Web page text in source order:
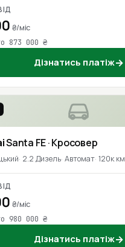
₴/міс
873 000 ₴
Дізнатись платіж→
Santa FE· Кросовер
2.2 Дизель Автомат 120к км
₴/міс
980 000 ₴
Дізнатись платіж→